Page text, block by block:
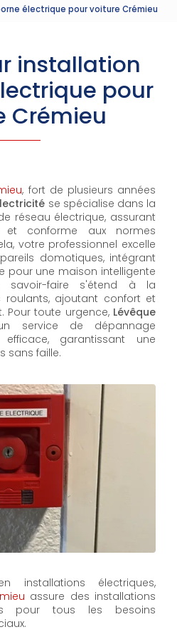
électrique pour voiture Crémieu
installation
pour
Crémieu
, fort de plusieurs années
se spécialise dans la
réseau électrique, assurant
et conforme aux normes
votre professionnel excelle
domotiques, intégrant
pour une maison intelligente
savoir-faire s'étend à la
ajoutant confort et
Pour toute urgence, Lévêque
service de dépannage
garantissant une
sans faille.
installations électriques,
assure des installations
pour tous les besoins